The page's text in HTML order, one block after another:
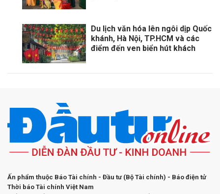
Du lịch văn hóa lên ngôi dịp Quốc
khánh, Hà Nội, TP.HCM và các
điểm đến ven biển hút khách
Ấn phẩm thuộc Báo Tài chính - Đầu tư (Bộ Tài chính) - Báo điện tử
Thời báo Tài chính Việt Nam